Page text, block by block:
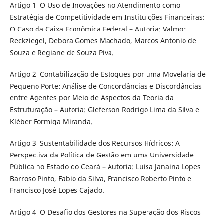
Artigo 1: O Uso de Inovações no Atendimento como
Estratégia de Competitividade em Instituições Financeiras:
O Caso da Caixa Econômica Federal – Autoria: Valmor
Reckziegel, Debora Gomes Machado, Marcos Antonio de
Souza e Regiane de Souza Piva.
Artigo 2: Contabilização de Estoques por uma Movelaria de
Pequeno Porte: Análise de Concordâncias e Discordâncias
entre Agentes por Meio de Aspectos da Teoria da
Estruturação – Autoria: Gleferson Rodrigo Lima da Silva e
Kléber Formiga Miranda.
Artigo 3: Sustentabilidade dos Recursos Hídricos: A
Perspectiva da Política de Gestão em uma Universidade
Pública no Estado do Ceará – Autoria: Luisa Janaina Lopes
Barroso Pinto, Fabio da Silva, Francisco Roberto Pinto e
Francisco José Lopes Cajado.
Artigo 4: O Desafio dos Gestores na Superação dos Riscos